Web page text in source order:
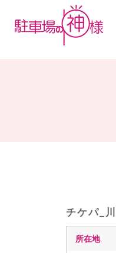
チケパ_
所在地